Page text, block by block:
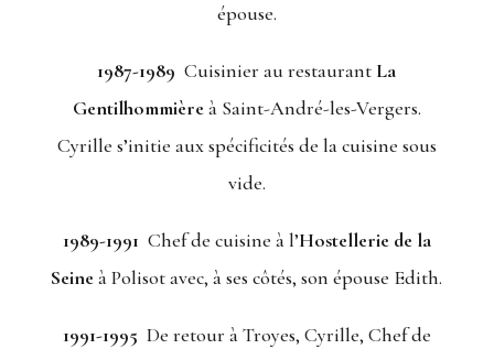
épouse.
1987-1989 Cuisinier au restaurant La
Gentilhommièreà Saint-André-les-Vergers.
Cyrille s’initie aux spécificités de la cuisine sous
vide.
1989-1991 Chef de cuisine à l’Hostellerie de la
Seineà Polisot avec, à ses côtés, son épouse Edith.
1991-1995 De retour à Troyes, Cyrille, Chef de